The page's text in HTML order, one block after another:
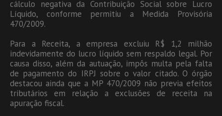
cálculo negativa da Contribuição Social sobre Lucro
Líquido, conforme permitiu a Medida Provisória
470/2009.
Para a Receita, a empresa excluiu R$ 1,2 milhão
indevidamente do lucro líquido sem respaldo legal. Por
causa disso, além da autuação, impôs multa pela falta
de pagamento do IRPJ sobre o valor citado. O órgão
destacou ainda que a MP 470/2009 não previa efeitos
tributários em relação a exclusões de receita na
apuração fiscal.